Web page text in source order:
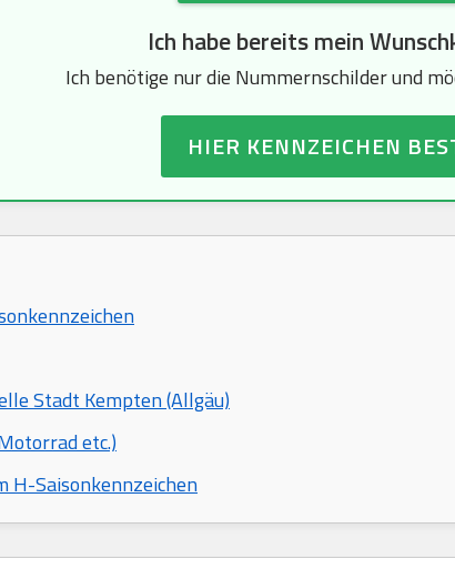
Ich habe bereits mein
Ich benötige nur die Nummernschilder und
HIER KENNZEICHEN
Stadt Kempten (Allgäu)
etc.)
H-Saisonkennzeichen